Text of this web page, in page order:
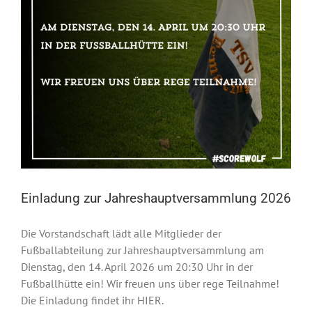
Einladung zur Jahreshauptversammlung 2026
Die Vorstandschaft lädt alle Mitglieder der
Fußballabteilung zur Jahreshauptversammlung am
Dienstag, den 14. April 2026 um 20:30 Uhr in der
Fußballhütte ein! Wir freuen uns über rege Teilnahme!
Die Einladung findet ihr HIER.